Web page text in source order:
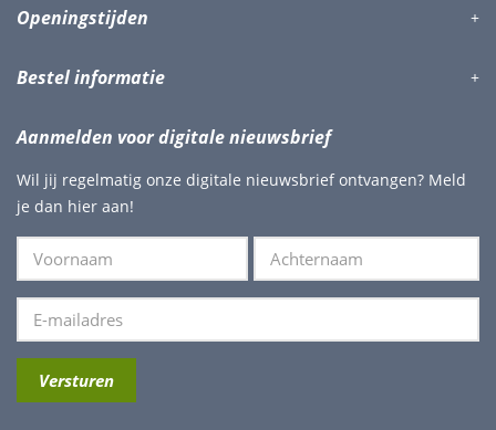
Openingstijden
Bestel informatie
Aanmelden voor digitale nieuwsbrief
Wil jij regelmatig onze digitale nieuwsbrief ontvangen? Meld
je dan hier aan!